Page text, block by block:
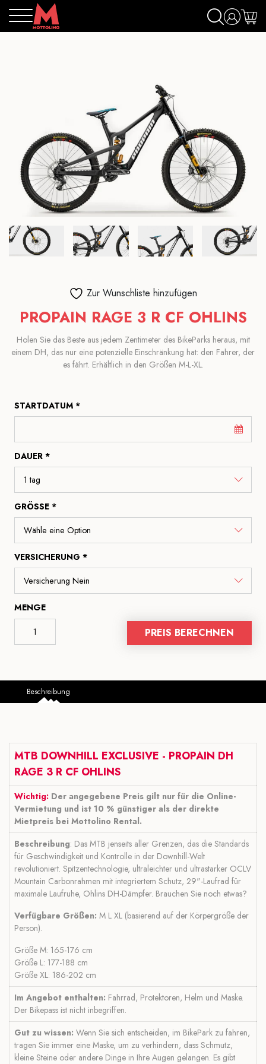
Zur Wunschliste hinzufügen
PROPAIN RAGE 3 R CF OHLINS
Holen Sie das Beste aus jedem Zentimeter des BikeParks heraus, mit
einem DH, das nur eine potenzielle Einschränkung hat: den Fahrer, der
es fährt. Erhältlich in den Größen M-L-XL.
STARTDATUM *
DAUER *
GRÖSSE *
VERSICHERUNG *
MENGE
PREIS BERECHNEN
Beschreibung
MTB DOWNHILL EXCLUSIVE - PROPAIN DH
RAGE 3 R CF OHLINS
Wichtig: Der angegebene Preis gilt nur für die Online-
Vermietung und ist 10 % günstiger als der direkte
Mietpreis bei Mottolino Rental.
Beschreibung: Das MTB jenseits aller Grenzen, das die Standards
für Geschwindigkeit und Kontrolle in der Downhill-Welt
revolutioniert. Spitzentechnologie, ultraleichter und ultrastarker OCLV
Mountain Carbonrahmen mit integriertem Schutz, 29"-Laufrad für
maximale Laufruhe, Ohlins DH-Dämpfer. Brauchen Sie noch etwas?
Verfügbare Größen: M L XL (basierend auf der Körpergröße der
Person).
Größe M: 165-176 cm
Größe L: 177-188 cm
Größe XL: 186-202 cm
Im Angebot enthalten: Fahrrad, Protektoren, Helm und Maske.
Der Bikepass ist nicht inbegriffen.
Gut zu wissen: Wenn Sie sich entscheiden, im BikePark zu fahren,
tragen Sie immer eine Maske, um zu verhindern, dass Schmutz,
kleine Steine ​​oder andere Dinge in Ihre Augen gelangen. Es gibt